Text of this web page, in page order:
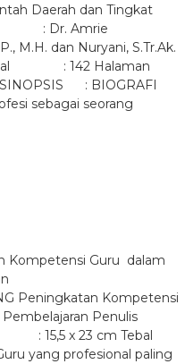
Daerah dan Tingkat
: Dr. Amrie
M.H. dan Nuryani, S.Tr.Ak.
: 142 Halaman
: BIOGRAFI
sebagai seorang
Kompetensi Guru dalam
Kompetensi
Pembelajaran Penulis
: 15,5 x 23 cm Tebal
yang profesional paling